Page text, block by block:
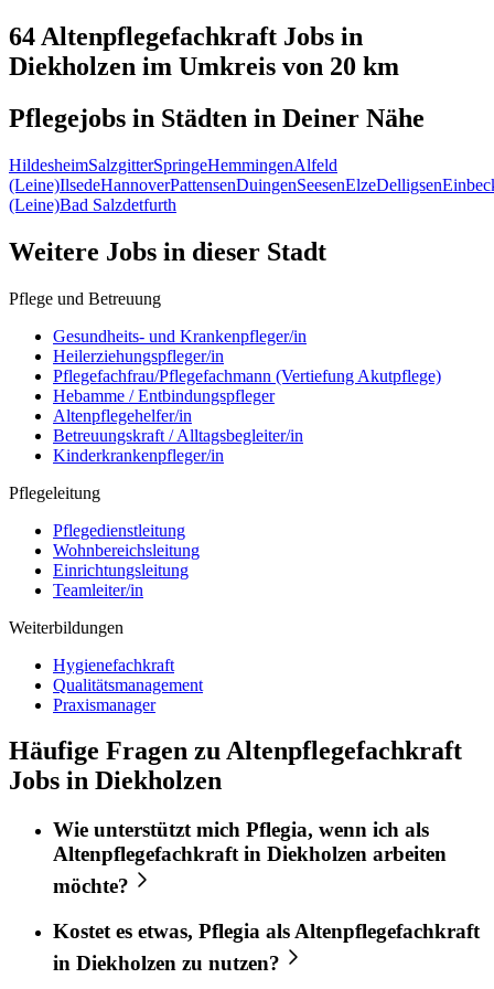
64 Altenpflegefachkraft Jobs in
Diekholzen im Umkreis von 20 km
Pflegejobs in Städten in Deiner Nähe
HildesheimSalzgitterSpringeHemmingenAlfeld
(Leine)IlsedeHannoverPattensenDuingenSeesenElzeDelligsen
(Leine)Bad Salzdetfurth
Weitere Jobs in dieser Stadt
Pflege und Betreuung
Gesundheits- und Krankenpfleger/in
Heilerziehungspfleger/in
Pflegefachfrau/Pflegefachmann (Vertiefung Akutpflege)
Hebamme / Entbindungspfleger
Altenpflegehelfer/in
Betreuungskraft / Alltagsbegleiter/in
Kinderkrankenpfleger/in
Pflegeleitung
Pflegedienstleitung
Wohnbereichsleitung
Einrichtungsleitung
Teamleiter/in
Weiterbildungen
Hygienefachkraft
Qualitätsmanagement
Praxismanager
Häufige Fragen zu Altenpflegefachkraft
Jobs in Diekholzen
Wie unterstützt mich Pflegia, wenn ich als
Altenpflegefachkraftin Diekholzen arbeiten
möchte?
Kostet es etwas, Pflegia als Altenpflegefachkraft
in Diekholzen zu nutzen?